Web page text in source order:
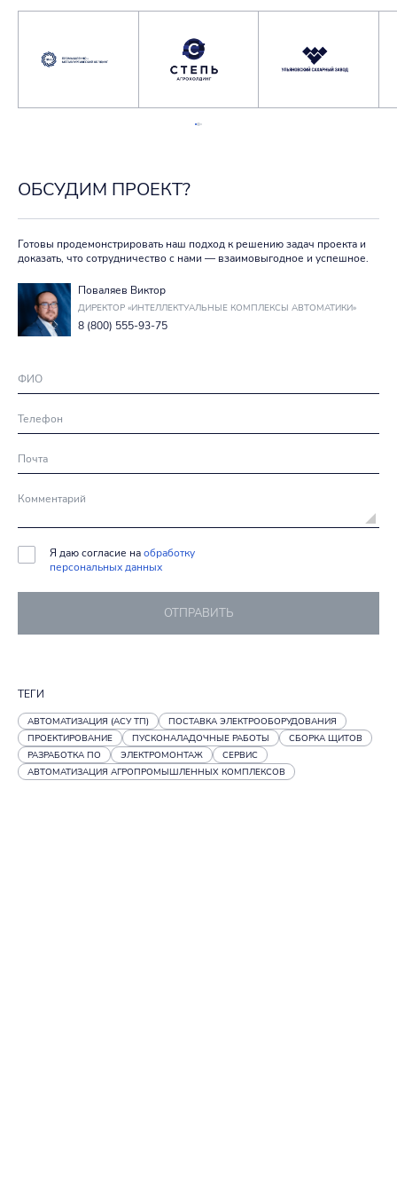
ОБСУДИМ ПРОЕКТ?
Готовы продемонстрировать наш подход к решению задач проекта и
доказать, что сотрудничество с нами — взаимовыгодное и успешное.
Поваляев Виктор
ДИРЕКТОР «ИНТЕЛЛЕКТУАЛЬНЫЕ КОМПЛЕКСЫ АВТОМАТИКИ»
8 (800) 555-93-75
Я даю согласие наобработку
персональных данных
ОТПРАВИТЬ
ТЕГИ
АВТОМАТИЗАЦИЯ (АСУ ТП)
ПОСТАВКА ЭЛЕКТРООБОРУДОВАНИЯ
ПРОЕКТИРОВАНИЕ
ПУСКОНАЛАДОЧНЫЕ РАБОТЫ
СБОРКА ЩИТОВ
РАЗРАБОТКА ПО
ЭЛЕКТРОМОНТАЖ
СЕРВИС
АВТОМАТИЗАЦИЯ АГРОПРОМЫШЛЕННЫХ КОМПЛЕКСОВ